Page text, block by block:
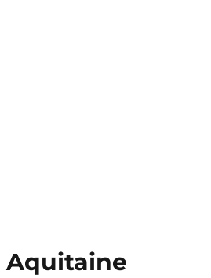
Aquitaine